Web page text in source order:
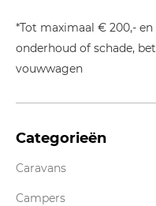
*Tot maximaal € 200,-
onderhoud of schade,
vouwwagen
Categorieën
Caravans
Campers